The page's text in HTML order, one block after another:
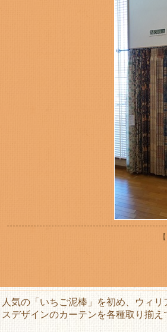
人気の「いちご泥棒」を初め、ウィリ
スデザインのカーテンを各種取り揃え